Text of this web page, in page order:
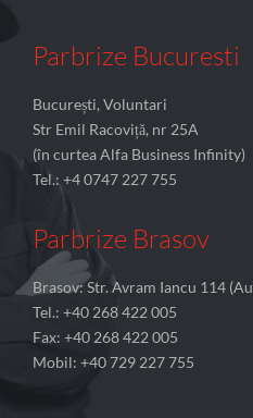
Parbrize Bucuresti
București, Voluntari
Str Emil Racoviță, nr 25A
(în curtea Alfa Business Infinity)
Tel.: +4 0747 227 755
Parbrize Brasov
Brasov: Str. Avram Iancu 114
Tel.: +40 268 422 005
Fax: +40 268 422 005
Mobil: +40 729 227 755